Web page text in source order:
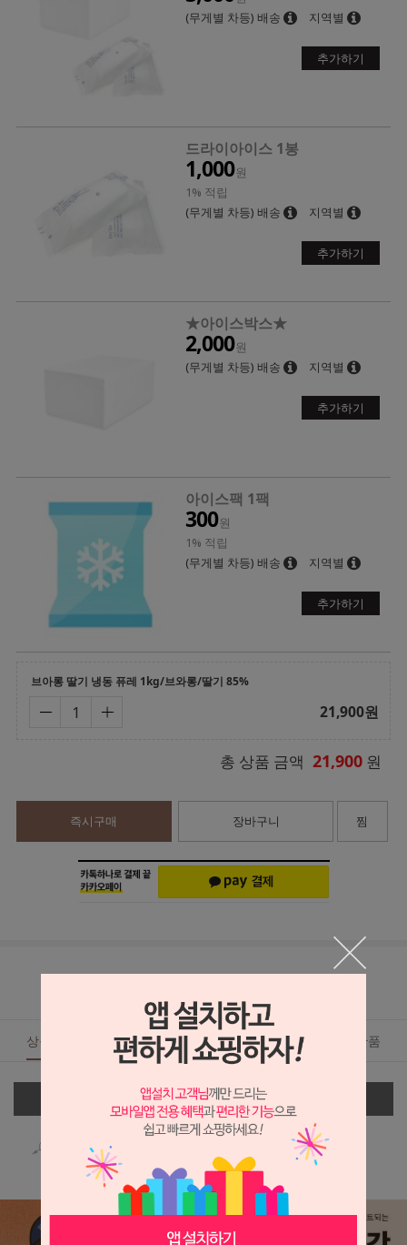
(무게별 차등) 배송
지역별
추가하기
드라이아이스 1봉
1,000원
1% 적립
(무게별 차등) 배송
지역별
추가하기
★아이스박스★
2,000원
(무게별 차등) 배송
지역별
추가하기
아이스팩 1팩
300원
1% 적립
(무게별 차등) 배송
지역별
추가하기
브아롱 딸기 냉동 퓨레 1kg/브와롱/딸기 85%
21,900원
총 상품 금액 21,900 원
즉시구매 장바구니 찜
상품상세 상품후기() Q & A 교환·배송·반품
상세정보 새창 열기
상세 정보를 확대해 보실 수 있습니다.